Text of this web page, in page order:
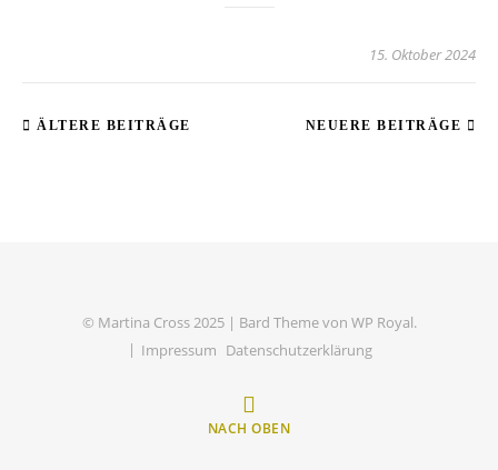
15. Oktober 2024
ÄLTERE BEITRÄGE NEUERE BEITRÄGE
© Martina Cross 2025 | Bard Theme von WP Royal.
Impressum Datenschutzerklärung
NACH OBEN